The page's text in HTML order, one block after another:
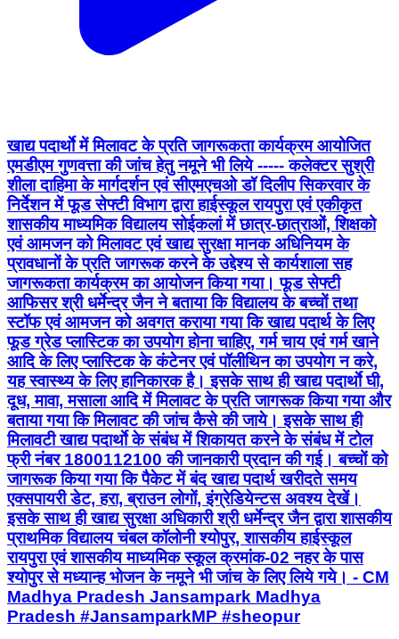
खाद्य पदार्थाे में मिलावट के प्रति जागरूकता कार्यक्रम आयोजित
एमडीएम गुणवत्ता की जांच हेतु नमूने भी लिये ----- कलेक्टर सुश्री
शीला दाहिमा के मार्गदर्शन एवं सीएमएचओ डॉ दिलीप सिकरवार के
निर्देशन में फूड सेफ्टी विभाग द्वारा हाईस्कूल रायपुरा एवं एकीकृत
शासकीय माध्यमिक विद्यालय सोईकलां में छात्र-छात्राओं, शिक्षको
एवं आमजन को मिलावट एवं खाद्य सुरक्षा मानक अधिनियम के
प्रावधानों के प्रति जागरूक करने के उद्देश्य से कार्यशाला सह
जागरूकता कार्यक्रम का आयोजन किया गया। फूड सेफ्टी
आफिसर श्री धर्मेन्द्र जैन ने बताया कि विद्यालय के बच्चों तथा
स्टॉफ एवं आमजन को अवगत कराया गया कि खाद्य पदार्थ के लिए
फूड ग्रेड प्लास्टिक का उपयोग होना चाहिए, गर्म चाय एवं गर्म खाने
आदि के लिए प्लास्टिक के कंटेनर एवं पॉलीथिन का उपयोग न करे,
यह स्वास्थ्य के लिए हानिकारक है। इसके साथ ही खाद्य पदार्थाे घी,
दूध, मावा, मसाला आदि में मिलावट के प्रति जागरूक किया गया और
बताया गया कि मिलावट की जांच कैसे की जाये। इसके साथ ही
मिलावटी खाद्य पदार्थाे के संबंध में शिकायत करने के संबंध में टोल
फ्री नंबर 1800112100 की जानकारी प्रदान की गई। बच्चों को
जागरूक किया गया कि पैकेट में बंद खाद्य पदार्थ खरीदते समय
एक्सपायरी डेट, हरा, ब्राउन लोगों, इंग्रेडियेन्टस अवश्य देखें।
इसके साथ ही खाद्य सुरक्षा अधिकारी श्री धर्मेन्द्र जैन द्वारा शासकीय
प्राथमिक विद्यालय चंबल कॉलोनी श्योपुर, शासकीय हाईस्कूल
रायपुरा एवं शासकीय माध्यमिक स्कूल क्रमांक-02 नहर के पास
श्योपुर से मध्यान्ह भोजन के नमूने भी जांच के लिए लिये गये। - CM
Madhya Pradesh Jansampark Madhya
Pradesh #JansamparkMP #sheopur